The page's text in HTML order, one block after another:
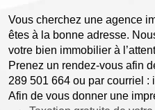
Vous cherchez une agence
êtes à la bonne adresse.
votre bien immobilier à
Prenez un rendez-vous afin
289 501 664 ou par courriel :
Afin de vous donner une